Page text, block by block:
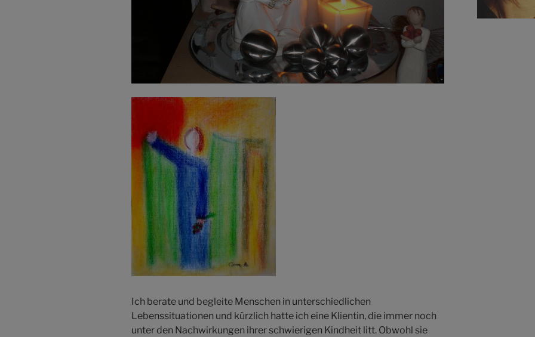
Ich berate und begleite Menschen in unterschiedlichen
Lebenssituationen und kürzlich hatte ich eine Klientin, die immer noch
unter den Nachwirkungen ihrer schwierigen Kindheit litt. Obwohl sie